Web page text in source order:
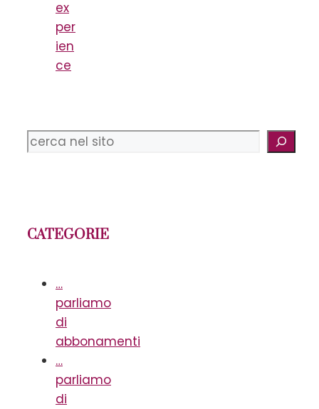
ex
per
ien
ce
Cerca
CATEGORIE
…
parliamo
di
abbonamenti
…
parliamo
di